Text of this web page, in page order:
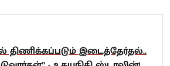
திணிக்கப்படும் இடைத்தேர்தல்..